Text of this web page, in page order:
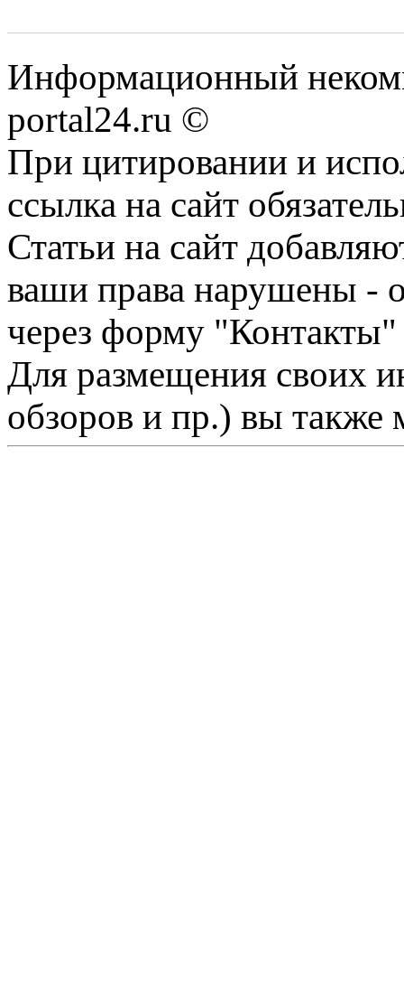
Информационный
portal24.ru ©
При цитировании и
ссылка на сайт
Статьи на сайт
ваши права нарушены -
через форму "Контакты"
Для размещения своих
обзоров и пр.) вы также